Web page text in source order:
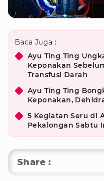
Baca Juga :
Ayu Ting Ting
Keponakan
Transfusi Darah
Ayu Ting Ting
Keponakan,
5 Kegiatan Seru di
Pekalongan Sabtu
Share :